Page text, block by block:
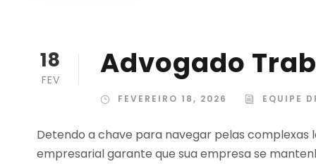
18
FEV Advogado
FEVEREIRO 18, 2026 EQUIPE
Detendo a chave para navegar pelas
empresarial garante que sua empresa se